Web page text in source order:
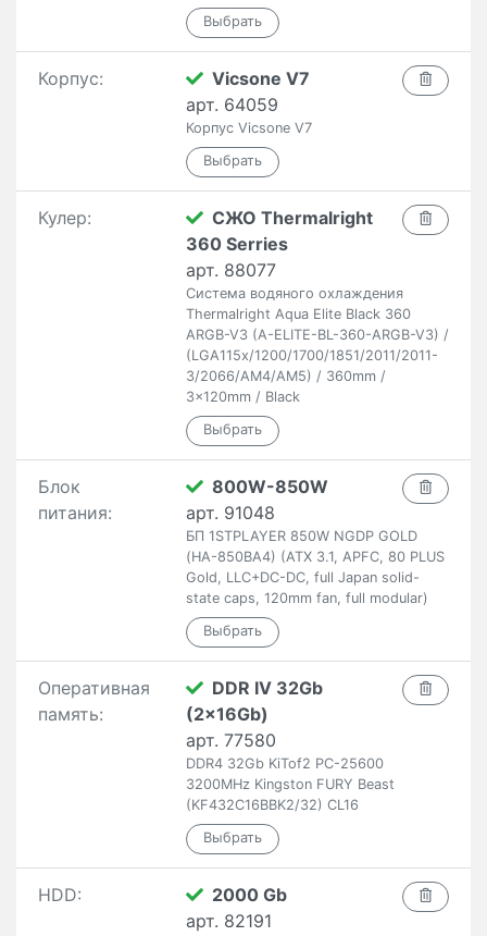
Корпус:
Vicsone V7
арт. 64059
Корпус Vicsone V7
Кулер:
СЖО Thermalright
360 Serries
арт. 88077
Система водяного охлаждения
Thermalright Aqua Elite Black 360
ARGB-V3 (A-ELITE-BL-360-ARGB-V3) /
(LGA115x/1200/1700/1851/2011/2011-
3/2066/AM4/AM5) / 360mm /
3x120mm / Black
Блок
питания:
800W-850W
арт. 91048
БП 1STPLAYER 850W NGDP GOLD
(HA-850BA4) (ATX 3.1, APFC, 80 PLUS
Gold, LLC+DC-DC, full Japan solid-
state caps, 120mm fan, full modular)
Оперативная
память:
DDR IV 32Gb
(2x16Gb)
арт. 77580
DDR4 32Gb KiTof2 PC-25600
3200MHz Kingston FURY Beast
(KF432C16BBK2/32) CL16
HDD:
2000 Gb
арт. 82191